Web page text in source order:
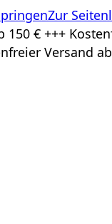
Zur
€ +++
Versand